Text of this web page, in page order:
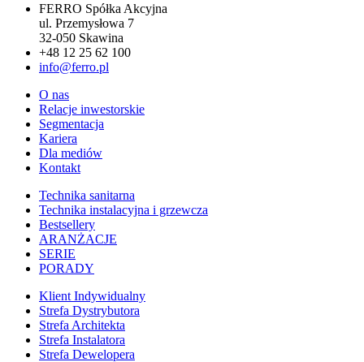
FERRO Spółka Akcyjna
ul. Przemysłowa 7
32-050 Skawina
+48 12 25 62 100
info@ferro.pl
O nas
Relacje inwestorskie
Segmentacja
Kariera
Dla mediów
Kontakt
Technika sanitarna
Technika instalacyjna i grzewcza
Bestsellery
ARANŻACJE
SERIE
PORADY
Klient Indywidualny
Strefa Dystrybutora
Strefa Architekta
Strefa Instalatora
Strefa Dewelopera